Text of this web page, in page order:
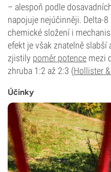
– alespoň podle
napojuje nejúčinněji. Delta-
chemické složení i
efekt je však znatelně slabší
zjistily poměr potence mezi
zhruba 1:2 až 2:3 (Hollister
Účinky